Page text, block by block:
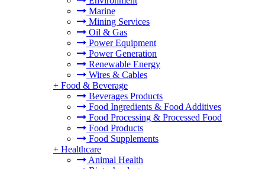
Marine
Mining Services
Oil & Gas
Power Equipment
Power Generation
Renewable Energy
Wires & Cables
+ Food & Beverage
Beverages Products
Food Ingredients & Food Additives
Food Processing & Processed Food
Food Products
Food Supplements
+ Healthcare
Animal Health